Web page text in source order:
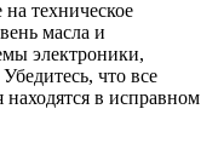
техническое
масла и
электроники,
что все
в исправном